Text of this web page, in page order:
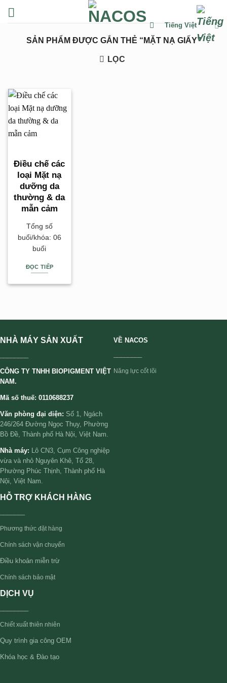
đến
Tiếng Việt
SẢN PHẨM ĐƯỢC GẮN THẺ “MẶT NẠ GIẤY”
LỌC
Điều chế các
loại Mặt nạ
dưỡng da
thường & da
mẫn cảm
Tổng số
buổi/khóa: 06
buổi
ĐỌC TIẾP
NHÀ MÁY SẢN XUẤT
CÔNG TY TNHH BIOPIGMENT VIỆT
NAM.
Mã số thuế: 0110688237
Văn phòng đại diện: Số 1, Ngách
246/264 Đường Ngọc Thụy, Phường
Bồ Đề, Thành phố Hà Nội, Việt Nam.
Nhà máy:
Lô CN3, Cụm Công nghiệp
vừa và nhỏ Nguyên Khê, Tổ 28,
Phường Phúc Thịnh, Thành phố Hà
Nội, Việt Nam.
VỀ NACOS
Năng lực cốt lõi
HỖ TRỢ KHÁCH HÀNG
Phương thức đặt hàng
Chính sách vận chuyển
Điều khoản miễn trừ
Chính sách bảo mật
DỊCH VỤ
Chiết xuất thiên nhiên
Quy trình gia công OEM
Khóa học & Đào tạo